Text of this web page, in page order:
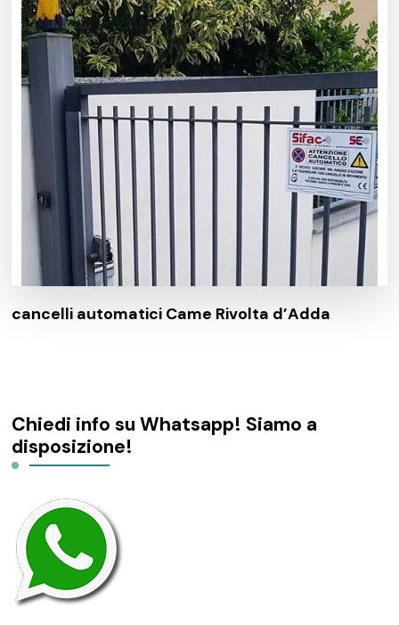
cancelli automatici Came Rivolta d’Adda
Chiedi info su Whatsapp! Siamo a
disposizione!